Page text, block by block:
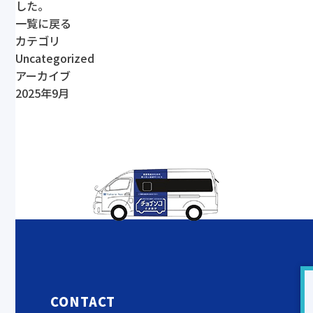
した。
一覧に戻る
カテゴリ
Uncategorized
アーカイブ
2025年9月
CONTACT